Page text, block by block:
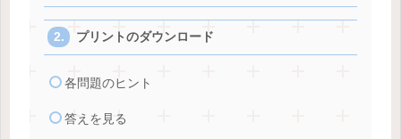
プリントのダウンロード
各問題のヒント
答えを見る